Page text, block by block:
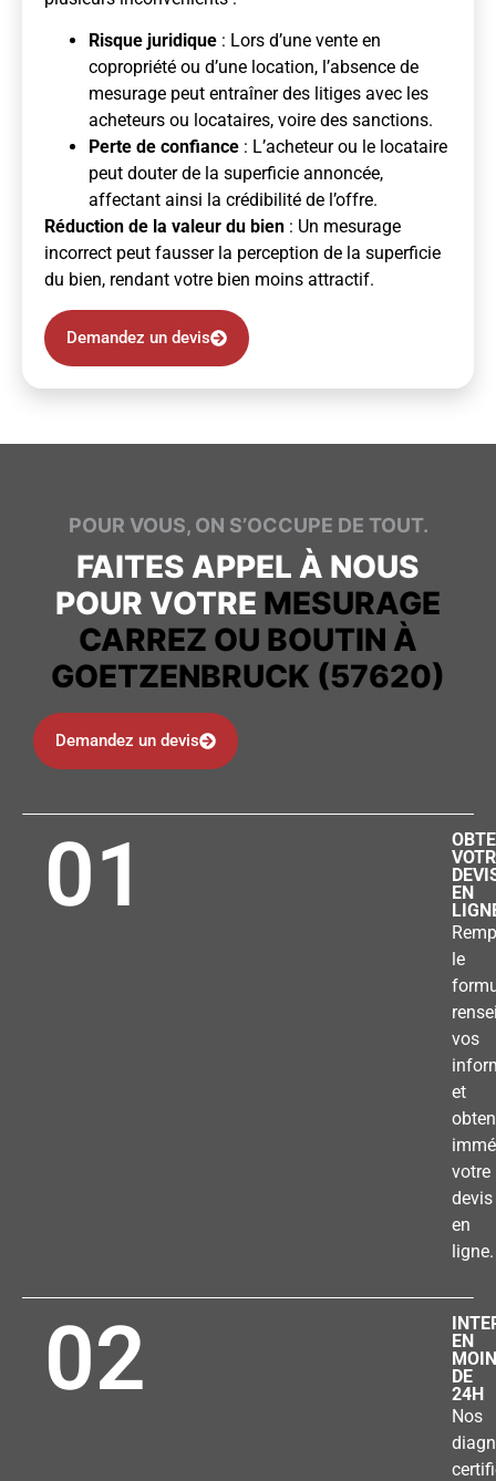
Risque juridique : Lors d’une vente en
copropriété ou d’une location, l’absence de
mesurage peut entraîner des litiges avec les
acheteurs ou locataires, voire des sanctions.
Perte de confiance : L’acheteur ou le locataire
peut douter de la superficie annoncée,
affectant ainsi la crédibilité de l’offre.
Réduction de la valeur du bien : Un mesurage
incorrect peut fausser la perception de la superficie
du bien, rendant votre bien moins attractif.
Demandez un devis
POUR VOUS, ON S’OCCUPE DE TOUT.
FAITES APPEL À NOUS
POUR VOTRE MESURAGE
CARREZ OU BOUTIN À
GOETZENBRUCK (57620)
Demandez un devis
01
EN
le
vos
et
votre
devis
en
ligne.
02
EN
DE
24H
Nos